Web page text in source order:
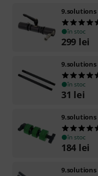
9.solutions
în stoc
299 lei
9.solutions
în stoc
31 lei
9.solutions
în stoc
184 lei
9.solutions